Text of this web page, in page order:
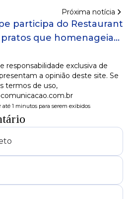
Sepúlveda!
Próxima notícia
participa do Restaurant
que homenageiam
responsabilidade exclusiva de
a opinião deste site. Se
termos de uso,
1 minutos para serem exibidos